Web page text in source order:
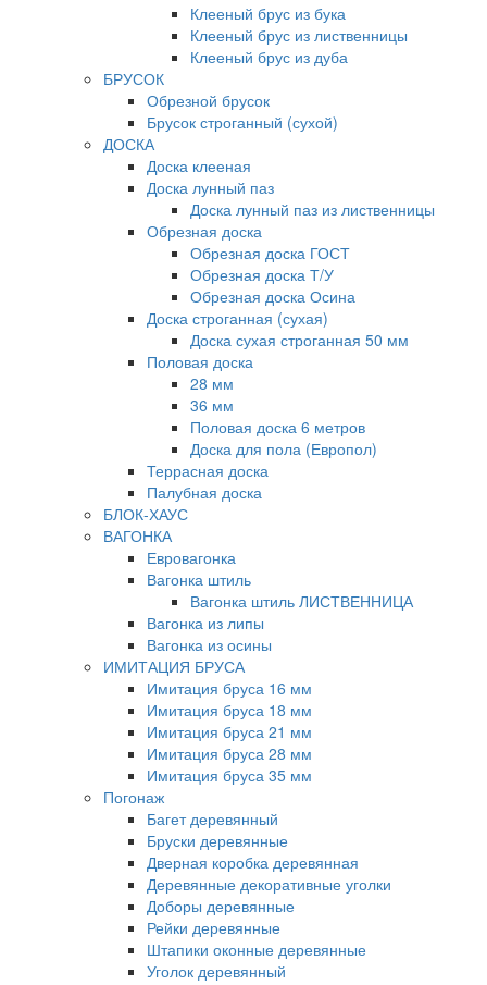
Клееный брус из бука
Клееный брус из лиственницы
Клееный брус из дуба
БРУСОК
Обрезной брусок
Брусок строганный (сухой)
ДОСКА
Доска клееная
Доска лунный паз
Доска лунный паз из лиственницы
Обрезная доска
Обрезная доска ГОСТ
Обрезная доска Т/У
Обрезная доска Осина
Доска строганная (сухая)
Доска сухая строганная 50 мм
Половая доска
28 мм
36 мм
Половая доска 6 метров
Доска для пола (Европол)
Террасная доска
Палубная доска
БЛОК-ХАУС
ВАГОНКА
Евровагонка
Вагонка штиль
Вагонка штиль ЛИСТВЕННИЦА
Вагонка из липы
Вагонка из осины
ИМИТАЦИЯ БРУСА
Имитация бруса 16 мм
Имитация бруса 18 мм
Имитация бруса 21 мм
Имитация бруса 28 мм
Имитация бруса 35 мм
Погонаж
Багет деревянный
Бруски деревянные
Дверная коробка деревянная
Деревянные декоративные уголки
Доборы деревянные
Рейки деревянные
Штапики оконные деревянные
Уголок деревянный